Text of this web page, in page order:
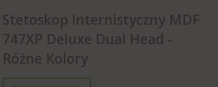
Stetoskop Internistyczny MDF
747XP Deluxe Dual Head -
Różne Kolory